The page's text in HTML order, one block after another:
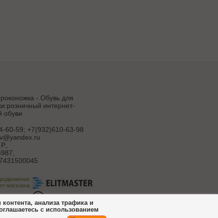
- Обувь для
интернет-
обуви
60-59; +7(932)610-63-98
магазина
анализа трафика и
с использованием